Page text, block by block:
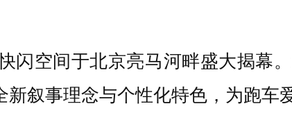
闪空间于北京亮马河畔盛大揭幕
叙事理念与个性化特色，为跑车